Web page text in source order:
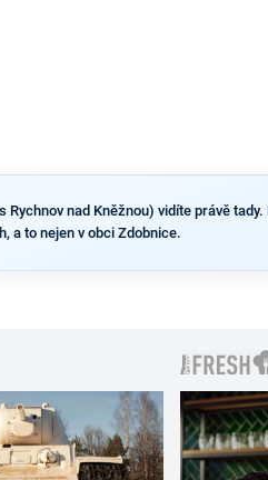
nad Kněžnou) vidíte právě
a to nejen v obci Zdobnice.